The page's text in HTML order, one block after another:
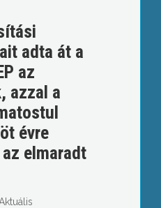
adta át a
az
azzal a
évre
elmaradt